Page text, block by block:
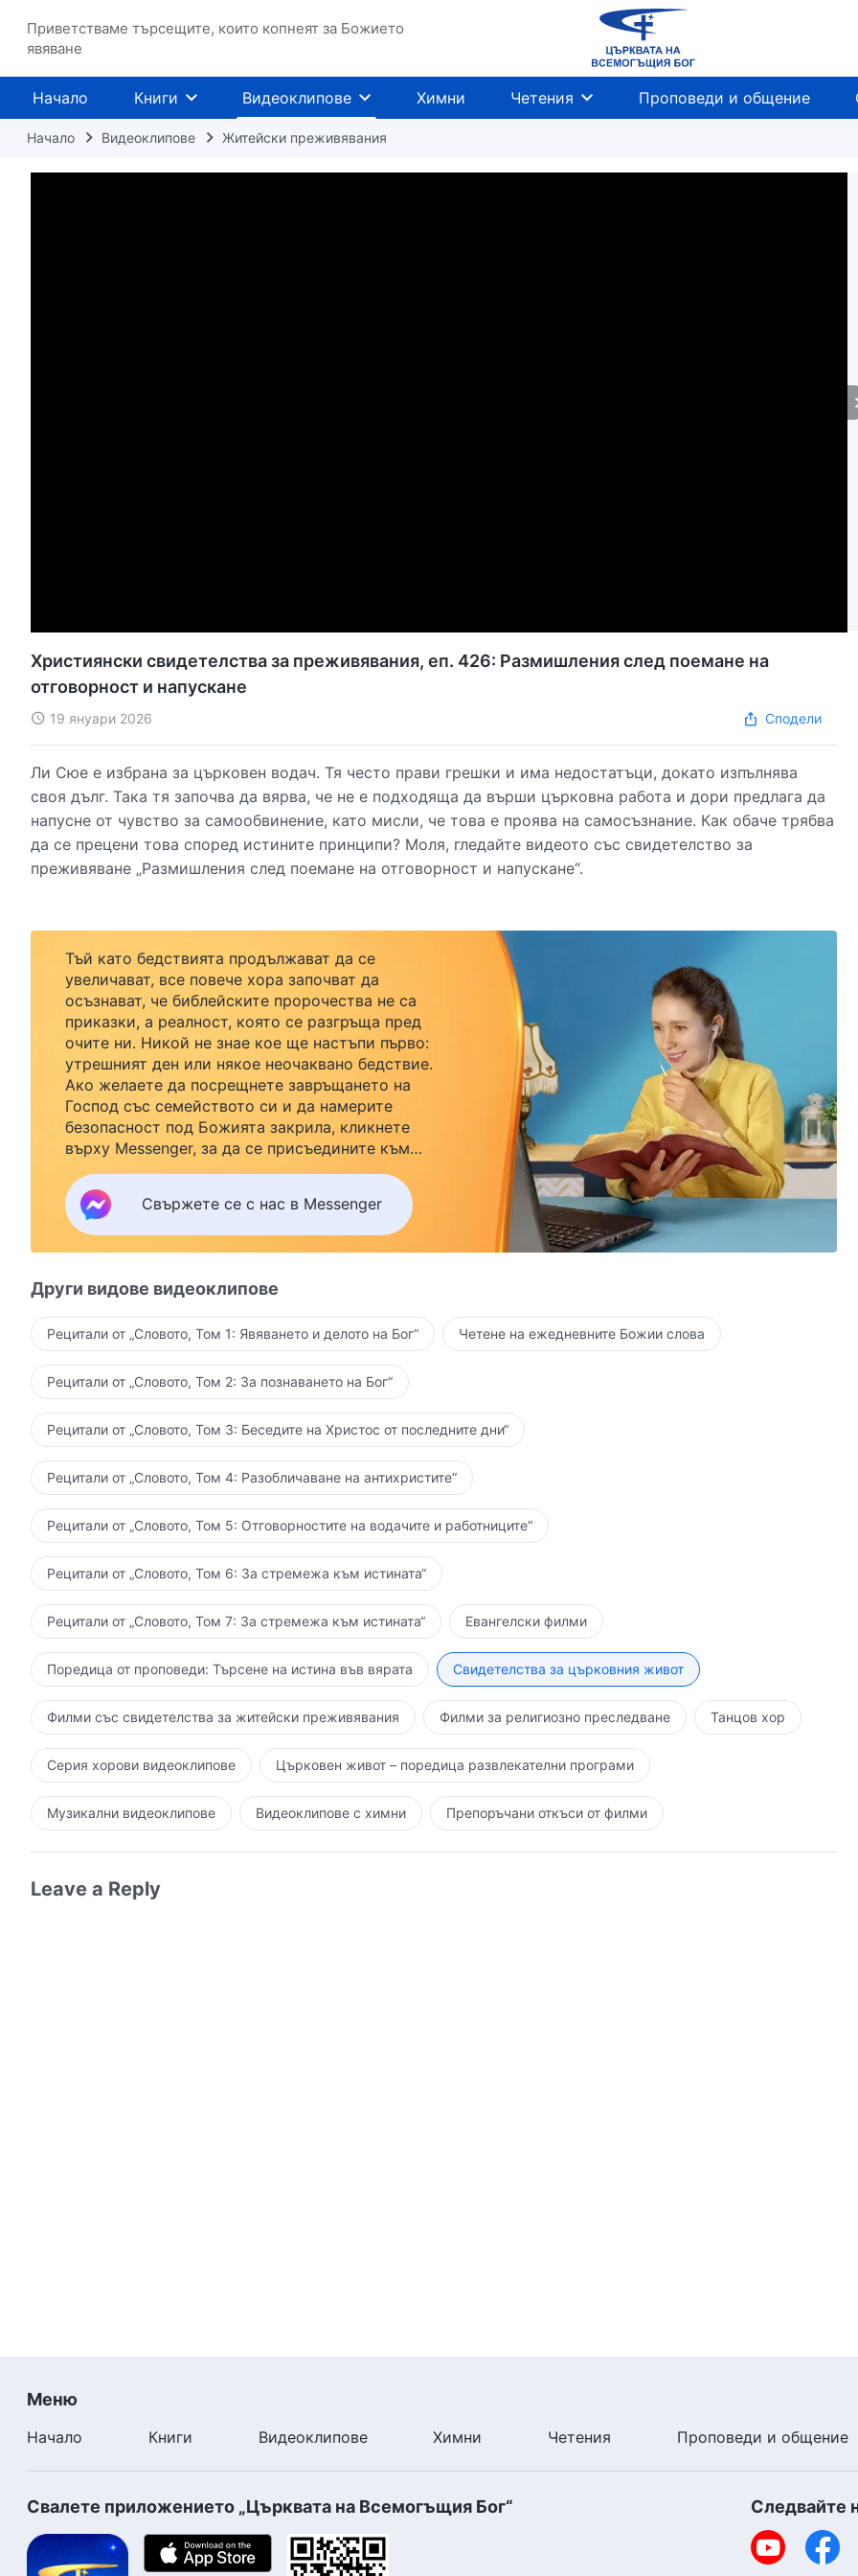
Приветстваме търсещите, които копнеят за Божието
явяване
Начало Книги Видеоклипове Химни Четения Проповеди и общение
Начало Видеоклипове Житейски преживявания
Християнски свидетелства за преживявания, еп. 426: Размишления след поемане на
отговорност и напускане
19 януари 2026 Сподели
Ли Сюе е избрана за църковен водач. Тя често прави грешки и има недостатъци, докато изпълнява
своя дълг. Така тя започва да вярва, че не е подходяща да върши църковна работа и дори предлага да
напусне от чувство за самообвинение, като мисли, че това е проява на самосъзнание. Как обаче трябва
да се прецени това според истините принципи? Моля, гледайте видеото със свидетелство за
преживяване „Размишления след поемане на отговорност и напускане“.
Тъй като бедствията продължават да се
увеличават, все повече хора започват да
осъзнават, че библейските пророчества не са
приказки, а реалност, която се разгръща пред
очите ни. Никой не знае кое ще настъпи първо:
утрешният ден или някое неочаквано бедствие.
Ако желаете да посрещнете завръщането на
Господ със семейството си и да намерите
безопасност под Божията закрила, кликнете
върху Messenger, за да се присъедините към
Свържете се с нас в Messenger
Други видове видеоклипове
Рецитали от „Словото, Том 1: Явяването и делото на Бог“ Четене на ежедневните Божии слова
Рецитали от „Словото, Том 2: За познаването на Бог“
Рецитали от „Словото, Том 3: Беседите на Христос от последните дни“
Рецитали от „Словото, Том 4: Разобличаване на антихристите“
Рецитали от „Словото, Том 5: Отговорностите на водачите и работниците“
Рецитали от „Словото, Том 6: За стремежа към истината“
Рецитали от „Словото, Том 7: За стремежа към истината“ Евангелски филми
Поредица от проповеди: Търсене на истина във вярата Свидетелства за църковния живот
Филми със свидетелства за житейски преживявания Филми за религиозно преследване Танцов хор
Серия хорови видеоклипове Църковен живот – поредица развлекателни програми
Музикални видеоклипове Видеоклипове с химни Препоръчани откъси от филми
Leave a Reply
Меню
Начало Книги Видеоклипове Химни Четения Проповеди и общение
Свалете приложението „Църквата на Всемогъщия Бог“ Следвайте